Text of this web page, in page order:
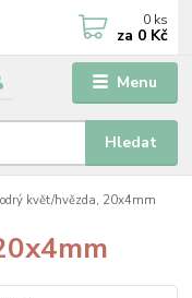
Menu
Hledat
0 ks
za 0 Kč
květ/hvězda, 20x4mm